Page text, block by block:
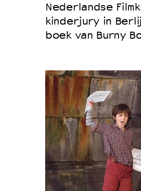
Nederlandse
kinderjury in
boek van Burny